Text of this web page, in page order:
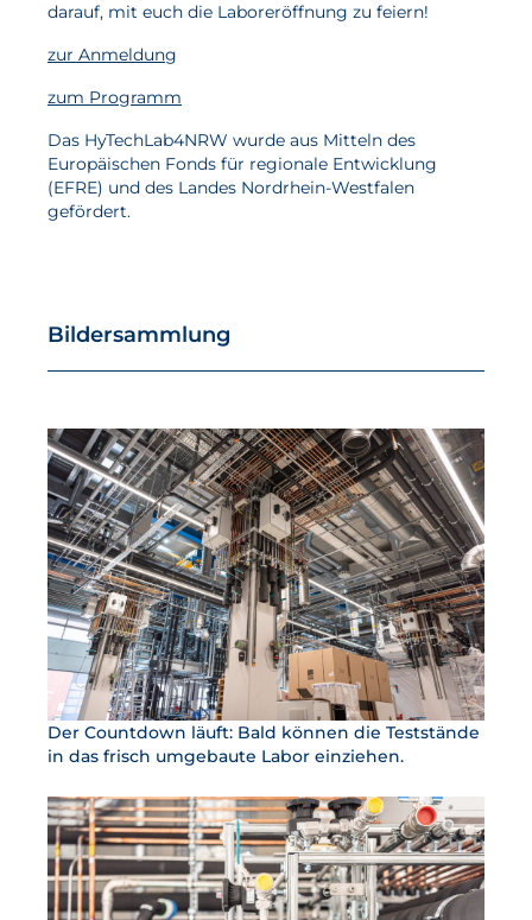
darauf, mit euch die Laboreröffnung zu feiern!
zur Anmeldung
zum Programm
Das HyTechLab4NRW wurde aus Mitteln des
Europäischen Fonds für regionale Entwicklung
(EFRE) und des Landes Nordrhein-Westfalen
gefördert.
Bildersammlung
Der Countdown läuft: Bald können die Teststände
in das frisch umgebaute Labor einziehen.